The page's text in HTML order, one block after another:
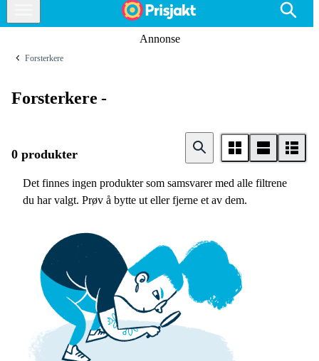
Annonse
Forsterkere
Forsterkere -
0 produkter
Det finnes ingen produkter som samsvarer med alle filtrene
du har valgt. Prøv å bytte ut eller fjerne et av dem.